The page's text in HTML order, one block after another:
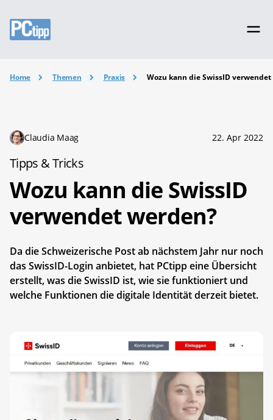
Home Themen Praxis Wozu kann die SwissID
Claudia Maag 22. Apr 2022
Tipps & Tricks
Wozu kann die SwissID
verwendet werden?
Da die Schweizerische Post ab nächstem Jahr nur noch
das SwissID-Login anbietet, hat PCtipp eine Übersicht
erstellt, was die SwissID ist, wie sie funktioniert und
welche Funktionen die digitale Identität derzeit bietet.